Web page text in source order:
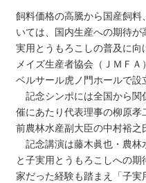
飼料価格の高騰から国産飼
いては、国内生産への期待
実用とうもろこしの普及に
メイズ生産者協会（ＪＭＦ
ベルサール虎ノ門ホールで設
記念シンポには全国から関
催にあたり代表理事の柳原
前農林水産副大臣の中村裕之
記念講演は藤木眞也・農林
と子実用とうもろこしへの
家だった経験も踏まえ「子